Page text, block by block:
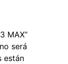
MAX”
será
están